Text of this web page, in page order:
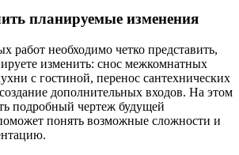
планируемые изменения
работ необходимо четко представить,
изменить: снос межкомнатных
с гостиной, перенос сантехнических
дополнительных входов. На этом
подробный чертеж будущей
понять возможные сложности и